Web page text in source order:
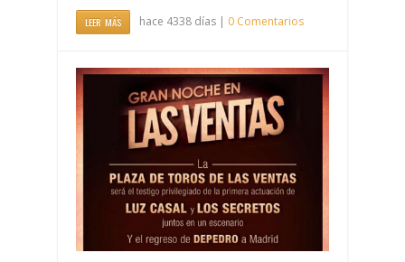
LEER MÁS hace 4338 días | 0 Comentarios